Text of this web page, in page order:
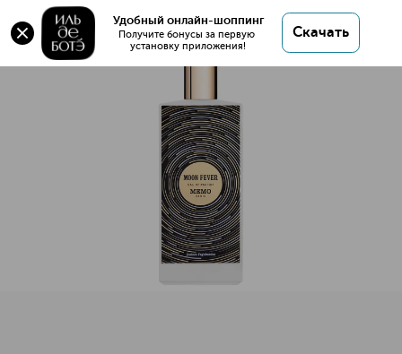
Удобный онлайн-шоппинг
Получите бонусы за первую
установку приложения!
Скачать
MOON FEVER Парфюмерная вода
MOON FEVER Парфюмерная вода